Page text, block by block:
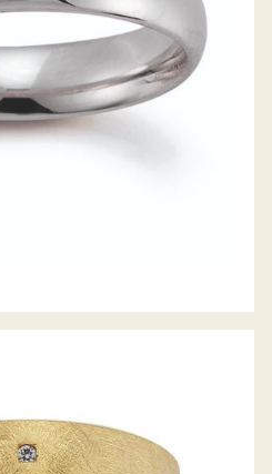
TRAURINGE